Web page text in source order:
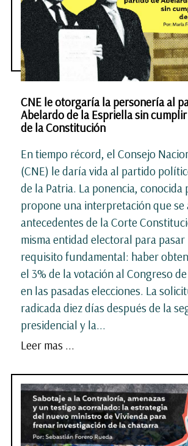
CNE le otorgaría la personería al
Abelardo de la Espriella sin
de la Constitución
En tiempo récord, el Consejo
(CNE) le daría vida al partido
de la Patria. La ponencia, conocida
propone una interpretación que se
antecedentes de la Corte
misma entidad electoral para
requisito fundamental: haber
el 3% de la votación al Congreso
en las pasadas elecciones. La
radicada diez días después de la
presidencial y la...
Leer mas ...